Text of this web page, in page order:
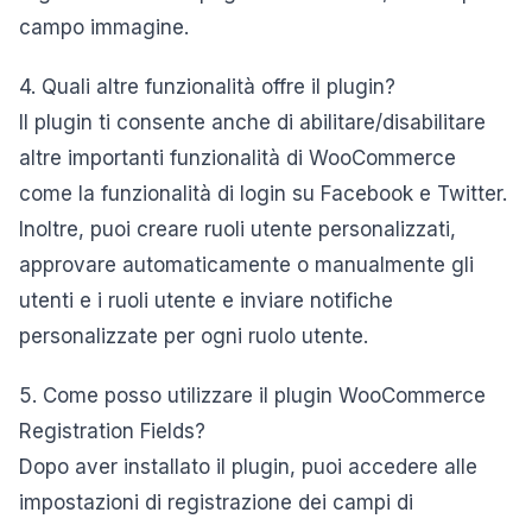
campo immagine.
4. Quali altre funzionalità offre il plugin?
Il plugin ti consente anche di abilitare/disabilitare
altre importanti funzionalità di WooCommerce
come la funzionalità di login su Facebook e Twitter.
Inoltre, puoi creare ruoli utente personalizzati,
approvare automaticamente o manualmente gli
utenti e i ruoli utente e inviare notifiche
personalizzate per ogni ruolo utente.
5. Come posso utilizzare il plugin WooCommerce
Registration Fields?
Dopo aver installato il plugin, puoi accedere alle
impostazioni di registrazione dei campi di